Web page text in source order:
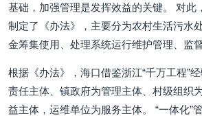
基础，加强管理是发挥效益的关键。 对此
制定了《办法》，主要分为农村生活污水
金筹集使用、处理系统运行维护管理、监
根据《办法》，海口借鉴浙江“千万工程”
责任主体、镇政府为管理主体、村级组织
益主体，运维单位为服务主体。 “一体化”